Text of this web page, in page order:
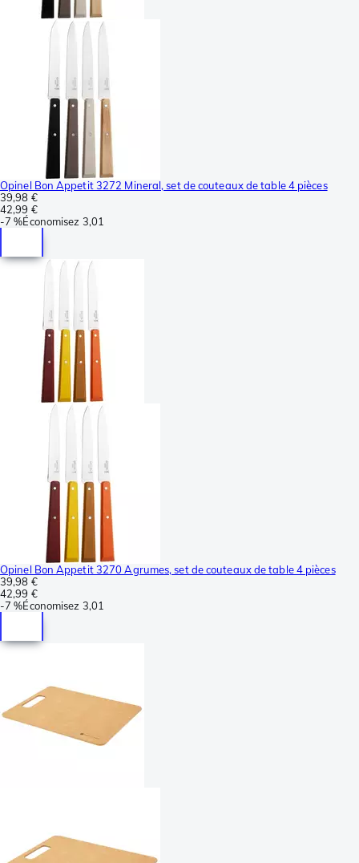
Opinel Bon Appetit 3272 Mineral, set de couteaux de table 4 pièces
39,98 €
42,99 €
-7 %Économisez 3,01
Opinel Bon Appetit 3270 Agrumes, set de couteaux de table 4 pièces
39,98 €
42,99 €
-7 %Économisez 3,01